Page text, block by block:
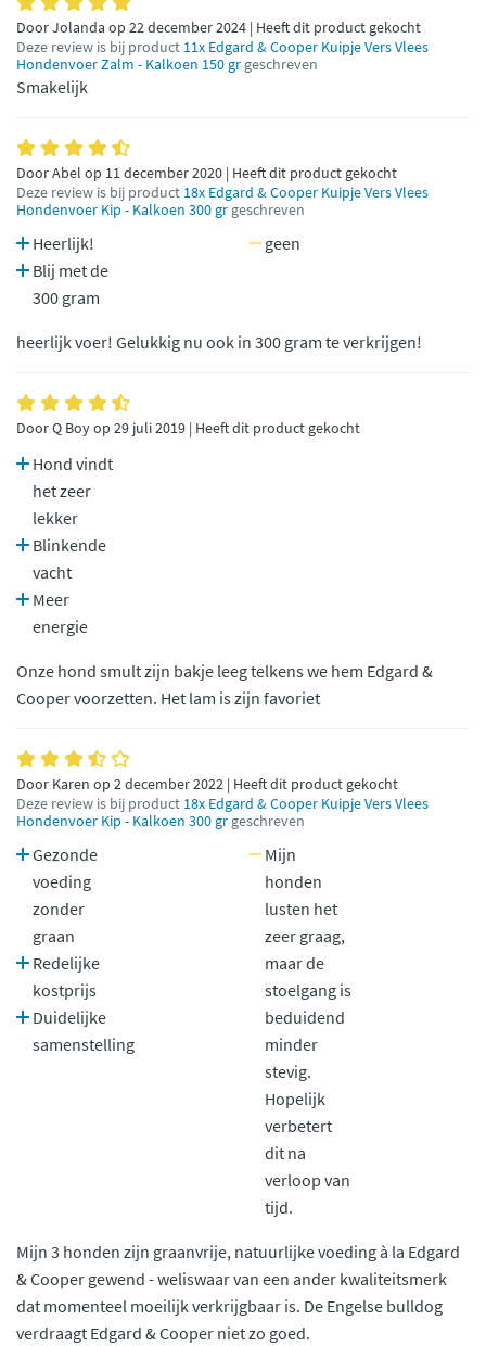
Door Jolanda op 22 december 2024 | Heeft dit product gekocht
Deze review is bij product 11x Edgard & Cooper Kuipje Vers Vlees
Hondenvoer Zalm - Kalkoen 150 gr geschreven
Smakelijk
Door Abel op 11 december 2020 | Heeft dit product gekocht
Deze review is bij product 18x Edgard & Cooper Kuipje Vers Vlees
Hondenvoer Kip - Kalkoen 300 gr geschreven
Heerlijk!
Blij met de
300 gram
geen
heerlijk voer! Gelukkig nu ook in 300 gram te verkrijgen!
Door Q Boy op 29 juli 2019 | Heeft dit product gekocht
Hond vindt
het zeer
lekker
Blinkende
vacht
Meer
energie
Onze hond smult zijn bakje leeg telkens we hem Edgard &
Cooper voorzetten. Het lam is zijn favoriet
Door Karen op 2 december 2022 | Heeft dit product gekocht
Deze review is bij product 18x Edgard & Cooper Kuipje Vers Vlees
Hondenvoer Kip - Kalkoen 300 gr geschreven
Gezonde
voeding
zonder
graan
Redelijke
kostprijs
Duidelijke
samenstelling
Mijn
honden
lusten het
zeer graag,
maar de
stoelgang is
beduidend
minder
stevig.
Hopelijk
verbetert
dit na
verloop van
tijd.
Mijn 3 honden zijn graanvrije, natuurlijke voeding à la Edgard
& Cooper gewend - weliswaar van een ander kwaliteitsmerk
dat momenteel moeilijk verkrijgbaar is. De Engelse bulldog
verdraagt Edgard & Cooper niet zo goed.